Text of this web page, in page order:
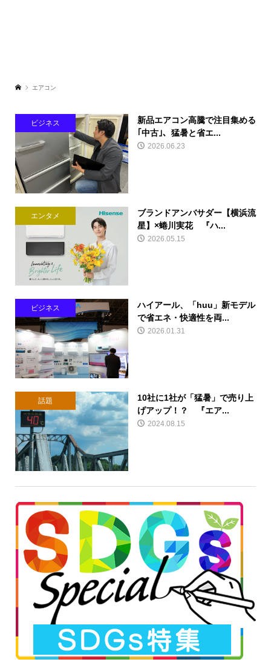
エアコン
ビジネス
新品エアコン高騰で注目集める
｢中古｣、猛暑と省エ...
2026.06.23
エンタメ
ブランドアンバサダー【横浜流
星】×蜷川実花 『ハ...
2026.05.15
ビジネス
ハイアール、「huu」新モデル
で省エネ・快適性を両...
2026.01.31
話題
10社に1社が「猛暑」で売り上
げアップ！？ 『エア...
2024.08.15